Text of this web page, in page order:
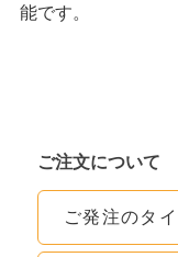
能です。
ご注文について
ご発注のタ